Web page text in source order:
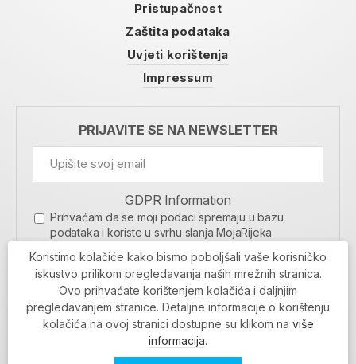
Pristupačnost
Zaštita podataka
Uvjeti korištenja
Impressum
PRIJAVITE SE NA NEWSLETTER
GDPR Information
Prihvaćam da se moji podaci spremaju u bazu
podataka i koriste u svrhu slanja MojaRijeka
MOJARIJEKA NEWSLETTER
PRIJAVI SE
Koristimo kolačiće kako bismo poboljšali vaše korisničko
iskustvo prilikom pregledavanja naših mrežnih stranica.
Ovo prihvaćate korištenjem kolačića i daljnjim
pregledavanjem stranice. Detaljne informacije o korištenju
kolačića na ovoj stranici dostupne su klikom na više
informacija.